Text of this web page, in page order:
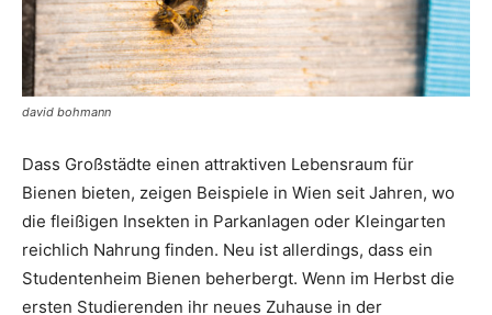
david bohmann
Dass Großstädte einen attraktiven Lebensraum für
Bienen bieten, zeigen Beispiele in Wien seit Jahren, wo
die fleißigen Insekten in Parkanlagen oder Kleingarten
reichlich Nahrung finden. Neu ist allerdings, dass ein
Studentenheim Bienen beherbergt. Wenn im Herbst die
ersten Studierenden ihr neues Zuhause in der